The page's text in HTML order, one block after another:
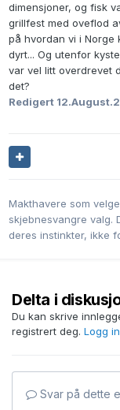
dimensjoner, og fisk
grillfest med oveflod
på hvordan vi i Norge
dyrt... Og utenfor
var vel litt overdrevet
det?
Redigert
Makthavere som
skjebnesvangre valg.
deres instinkter, ikke
Delta i
Du kan skrive
registrert deg. Logg
Svar på dette